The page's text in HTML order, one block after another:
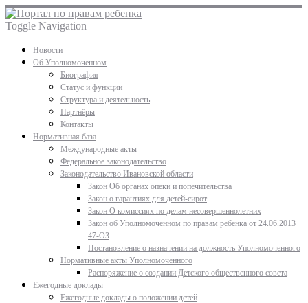
Toggle Navigation
Новости
Об Уполномоченном
Биография
Статус и функции
Структура и деятельность
Партнёры
Контакты
Нормативная база
Международные акты
Федеральное законодательство
Законодательство Ивановской области
Закон Об органах опеки и попечительства
Закон о гарантиях для детей-сирот
Закон О комиссиях по делам несовершеннолетних
Закон об Уполномоченном по правам ребенка от 24.06.2013
47-ОЗ
Постановление о назначении на должность Уполномоченного
Нормативные акты Уполномоченного
Распоряжение о создании Детского общественного совета
Ежегодные доклады
Ежегодные доклады о положении детей